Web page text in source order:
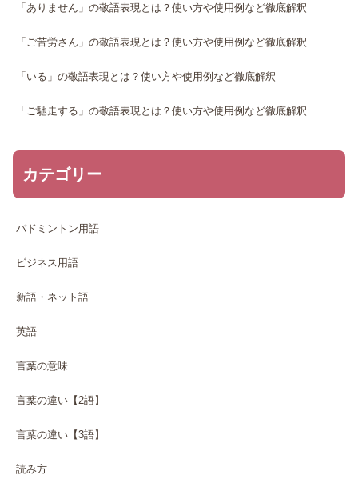
「ありません」の敬語表現とは？使い方や使用例など徹底解釈
「ご苦労さん」の敬語表現とは？使い方や使用例など徹底解釈
「いる」の敬語表現とは？使い方や使用例など徹底解釈
「ご馳走する」の敬語表現とは？使い方や使用例など徹底解釈
カテゴリー
バドミントン用語
ビジネス用語
新語・ネット語
英語
言葉の意味
言葉の違い【2語】
言葉の違い【3語】
読み方